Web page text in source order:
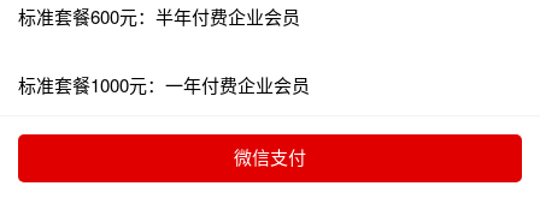
标准套餐600元：半年付费企业会员
标准套餐1000元：一年付费企业会员